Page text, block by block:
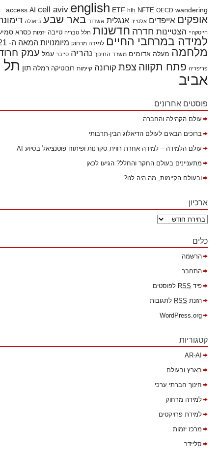
access AI cell aviv english ETF hth NFTE OECD wandering
אופקים אייפדים אלסייד אנגלית אשדוד באר שבע ביאנלה דימונה
הייטקהיי הצטיינות חדרה חדשנות חלל טבריה טייבה יזמות כסרא סמיע
למידה במרחבי החיים למידה מרחוק מיומנויות המאה ה- 21
מלחמה מעלה אדומים משרד החינוך נהריה סייבר עמל עמק חרוד
פריפריה פתח תקווה צפת קורונה קיימות רובוטיקה רמלה תון
תל
אביב
פוסטים אחרונים
עולם הקהילה והחברה
ברוכים הבאים לעולם הדיאלוג הבין-תרבותי
עולם הלמידה – למידה אחרת רווית סקרנות ופיתוח פוטנציאל בסיוע AI
מתעניינים בעולם החקר והחלל? הגיעו לכאן
ובעולם הקיימות, מה היה לנו?
ארכיון
כלים
הרשמה
התחבר
פידRSSלפוסטים
הזנתRSSלתגובות
WordPress.org
קטגוריות
AR-AI
בארץ ובעולם
חינוך חברתי ערכי
למידה מרחוק
למידת פרויקטים
מרכז יזמות
סליידר